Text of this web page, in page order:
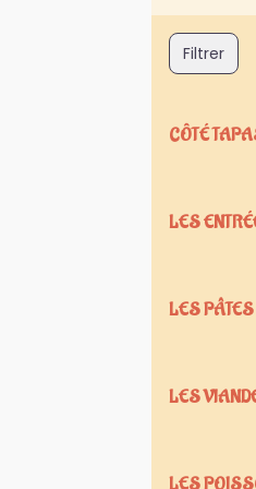
Filtrer
CÔTÉ
LES
LES PÂTES
LES